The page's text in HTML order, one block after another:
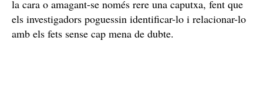
la cara o amagant-se només rere una caputxa, fent que
els investigadors poguessin identificar-lo i relacionar-lo
amb els fets sense cap mena de dubte.